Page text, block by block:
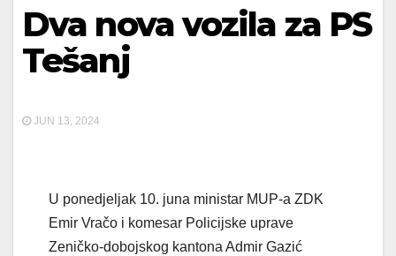
Dva nova vozila za PS
Tešanj
JUN 13, 2024
U ponedjeljak 10. juna ministar MUP-a ZDK
Emir Vračo i komesar Policijske uprave
Zeničko-dobojskog kantona Admir Gazić